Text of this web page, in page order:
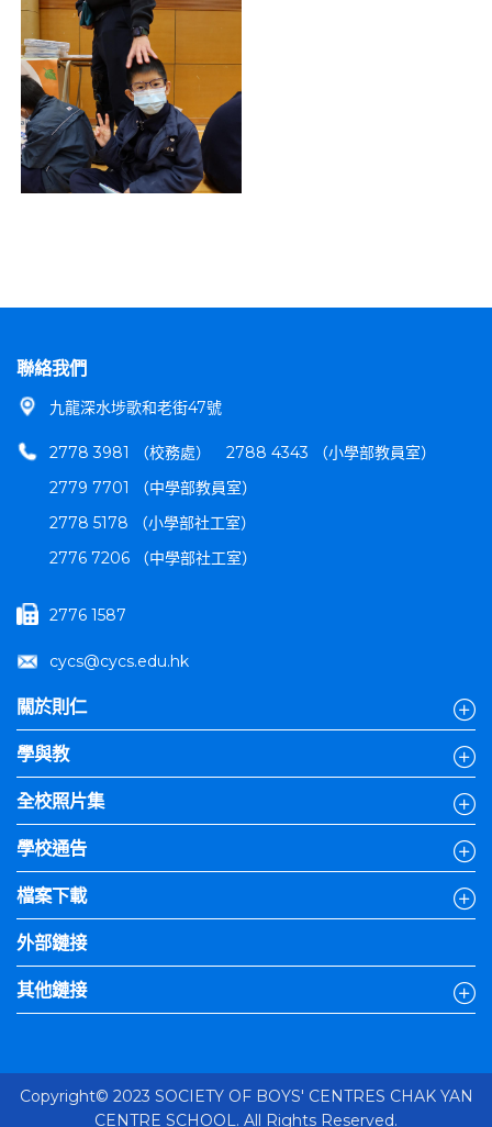
聯絡我們
九龍深水埗歌和老街47號
2778 3981 （校務處）
2788 4343 （小學部教員室）
2779 7701 （中學部教員室）
2778 5178 （小學部社工室）
2776 7206 （中學部社工室）
2776 1587
cycs@cycs.edu.hk
關於則仁
學與教
全校照片集
學校通告
檔案下載
外部鏈接
其他鏈接
Copyright© 2023 SOCIETY OF BOYS' CENTRES CHAK YAN
CENTRE SCHOOL. All Rights Reserved.